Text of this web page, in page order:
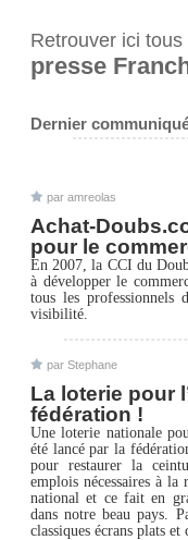
Retrouver ici tous
presse
Dernier
par amreolas
Achat-
pour le
En 2007, la CCI du
à développer le
tous les professionnels
visibilité.
par Stephane
La loterie pour
fédération !
Une loterie nationale
été lancé par la
pour restaurer la
emplois nécessaires à
national et ce fait en
dans notre beau pays.
classiques écrans plats et